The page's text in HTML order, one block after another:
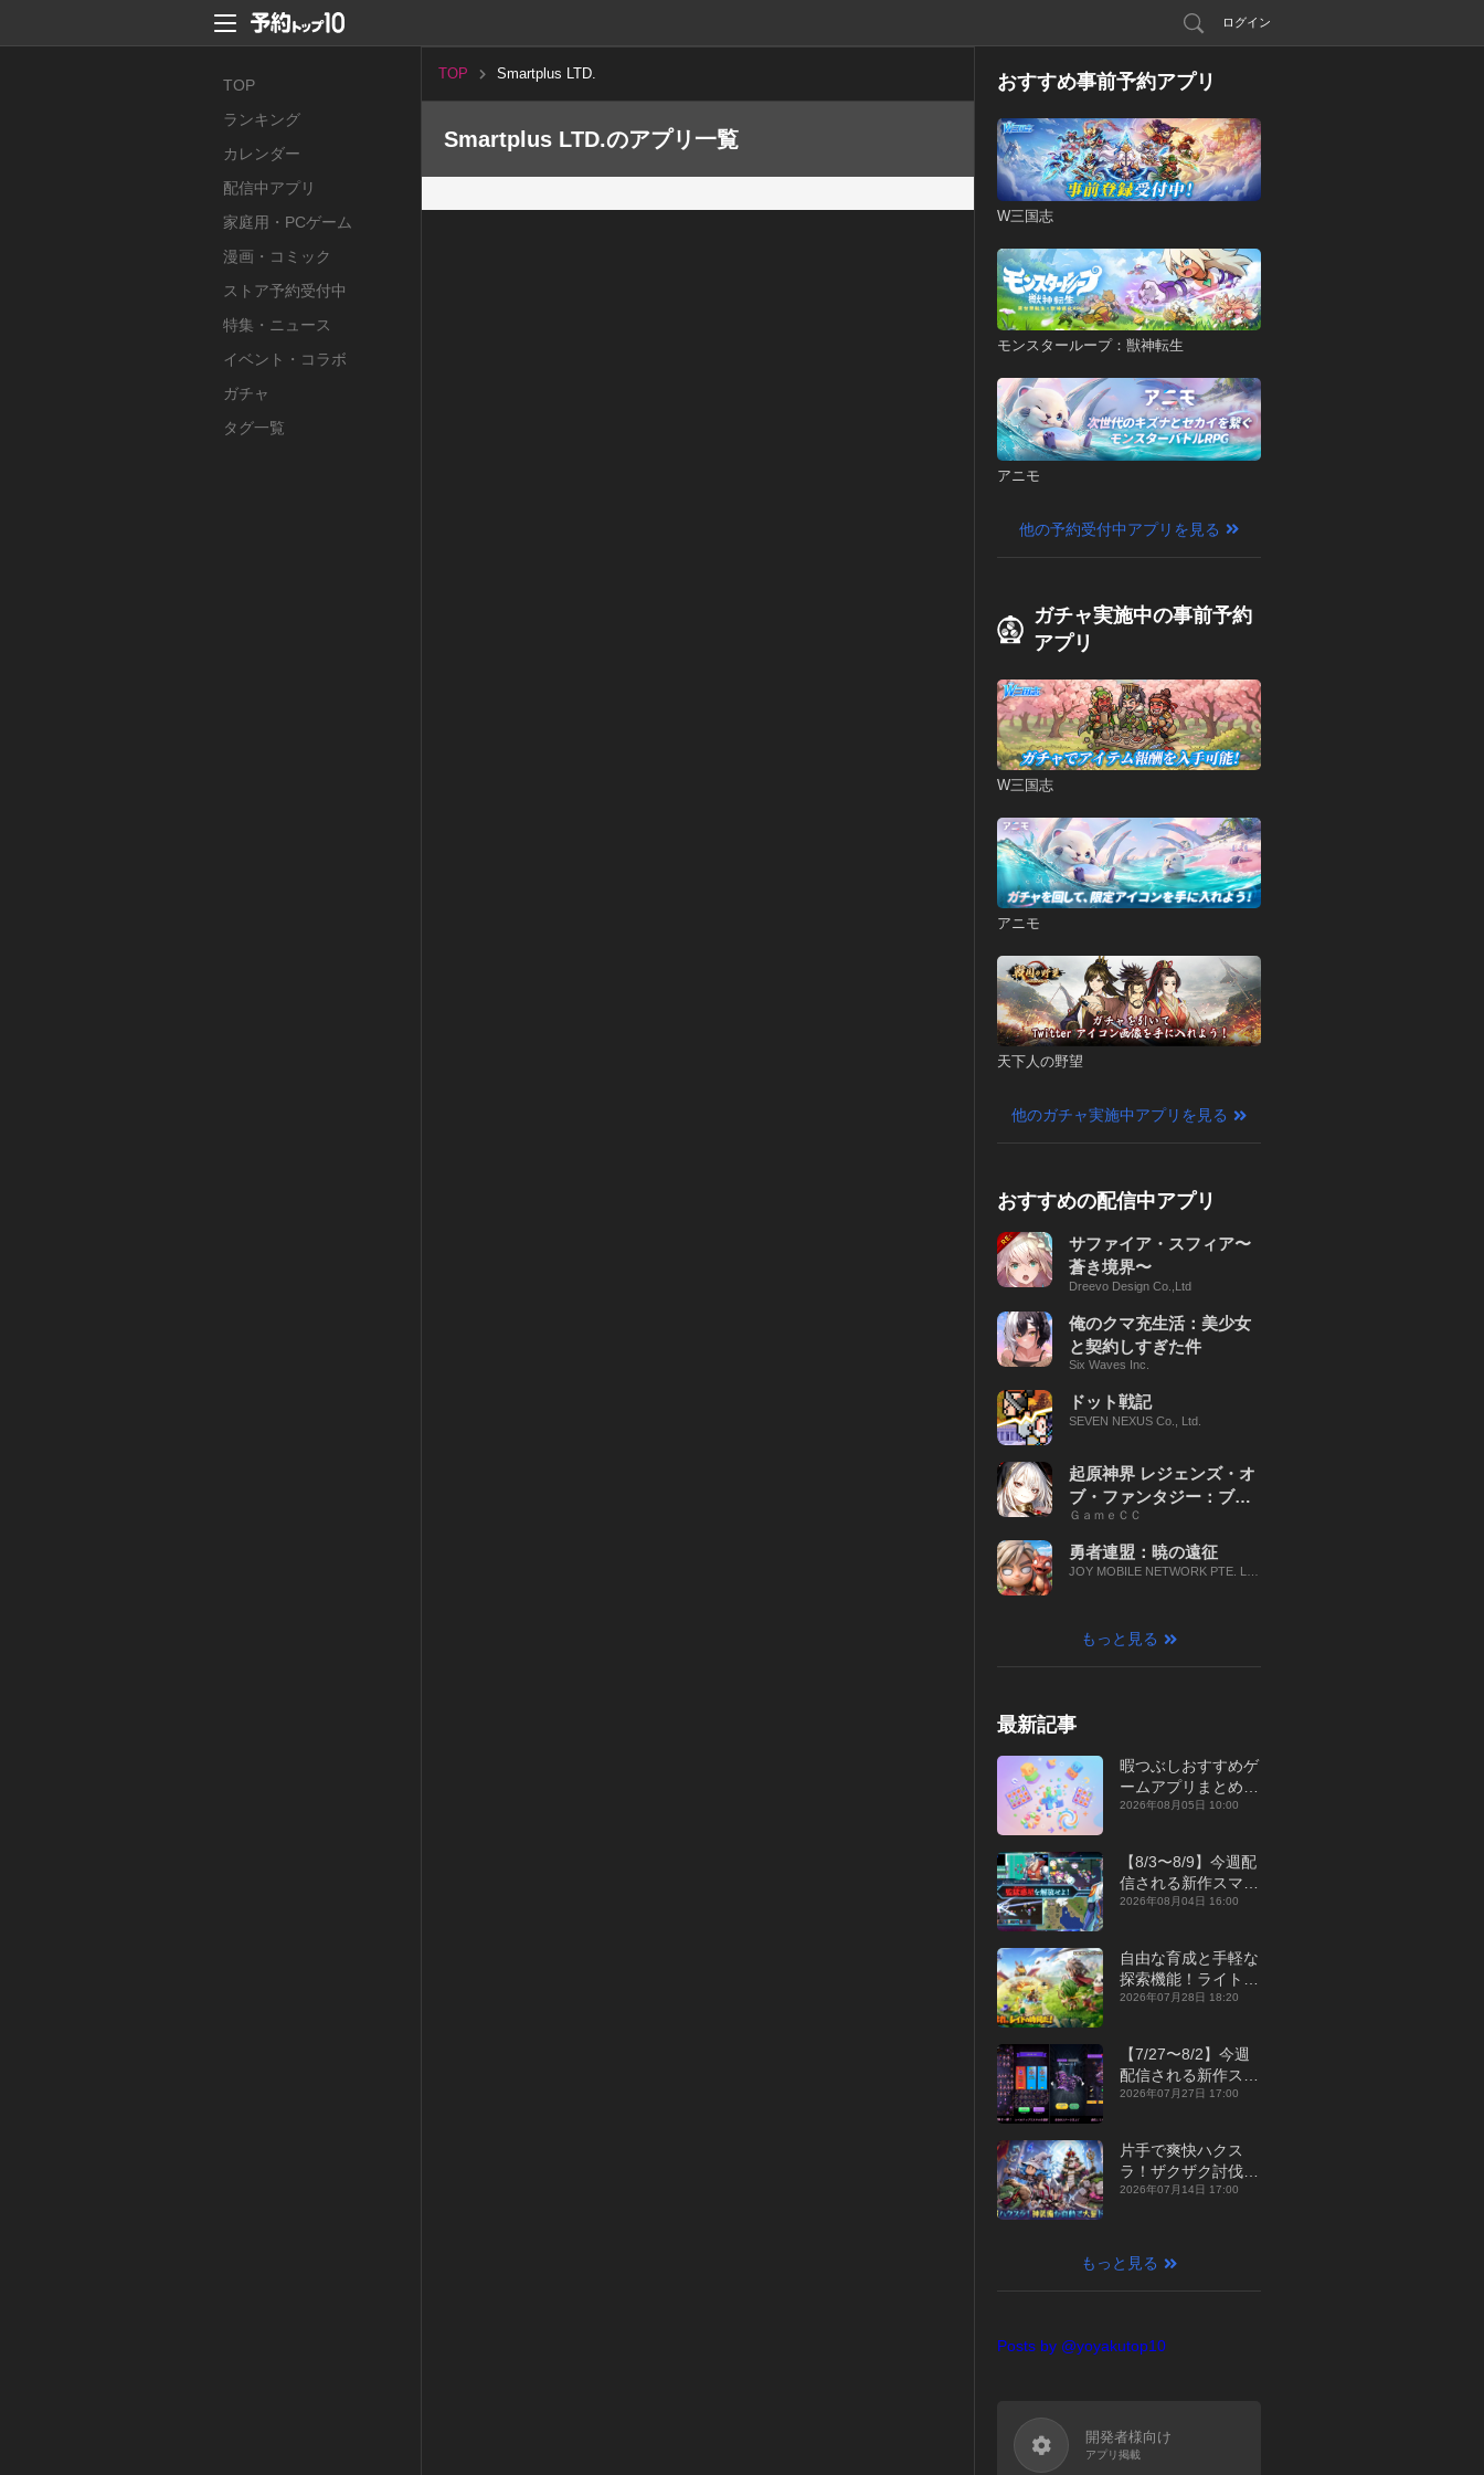
ログイン
TOP
ランキング
カレンダー
配信中アプリ
家庭用・PCゲーム
漫画・コミック
ストア予約受付中
特集・ニュース
イベント・コラボ
ガチャ
タグ一覧
TOP Smartplus LTD.
Smartplus LTD.のアプリ一覧
おすすめ事前予約アプリ
W三国志
モンスターループ：獣神転生
アニモ
他の予約受付中アプリを見る
ガチャ実施中の事前予約
アプリ
W三国志
アニモ
天下人の野望
他のガチャ実施中アプリを見る
おすすめの配信中アプリ
サファイア・スフィア〜
蒼き境界〜
Dreevo Design Co.,Ltd
俺のクマ充生活：美少女
と契約しすぎた件
Six Waves Inc.
ドット戦記
SEVEN NEXUS Co., Ltd.
起原神界 レジェンズ・オ
ブ・ファンタジー：ブレ
イブ X
ＧａｍｅＣＣ
勇者連盟：暁の遠征
JOY MOBILE NETWORK PTE. LT
もっと見る
最新記事
暇つぶしおすすめゲ
ームアプリまとめ｜
オフライン対応あり
2026年08月05日 10:00
【8/3〜8/9】今週配
信される新作スマホ
ゲームをまとめてお
2026年08月04日 16:00
自由な育成と手軽な
探索機能！ライトカ
ジュアルMMORPG
征』【最新作PICKU
P】
2026年07月28日 18:20
【7/27〜8/2】今週
配信される新作スマ
ホゲームをまとめて
年】
2026年07月27日 17:00
片手で爽快ハクス
ラ！ザクザク討伐し
て神装備を集める放
【最新作PICKUP】
2026年07月14日 17:00
もっと見る
Posts by @yoyakutop10
開発者様向け
アプリ掲載